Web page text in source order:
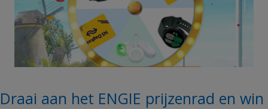
Draai aan het ENGIE prijzenrad en win